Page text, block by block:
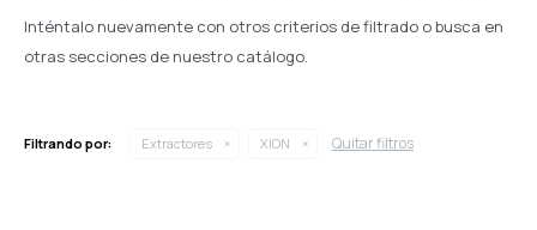
Inténtalo nuevamente con otros criterios de filtrado o busca en
otras secciones de nuestro catálogo.
Filtrando por: Extractores XION Quitar filtros